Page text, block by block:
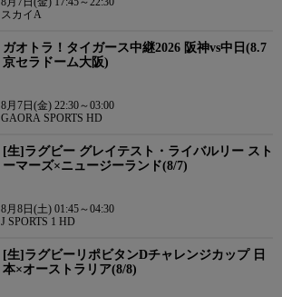
スカイA
ガオトラ！タイガース中継2026 阪神vs中日(8.7
京セラドーム大阪)
8月7日(金) 22:30～03:00
GAORA SPORTS HD
[生]ラグビー グレイテスト・ライバルリー スト
ーマーズ×ニュージーランド(8/7)
8月8日(土) 01:45～04:30
J SPORTS 1 HD
[生]ラグビーリポビタンDチャレンジカップ 日
本×オーストラリア(8/8)